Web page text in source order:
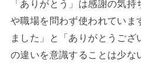
「ありがとう」は感謝の気
や職場を問わず使われていま
ました」と「ありがとうご
の違いを意識することは少な